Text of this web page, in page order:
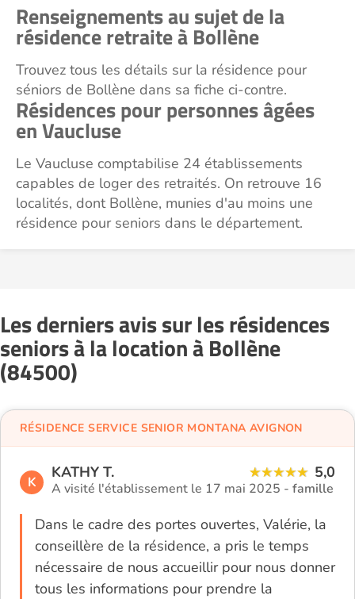
Renseignements au sujet de la
résidence retraite à Bollène
Trouvez tous les détails sur la résidence pour
séniors de Bollène dans sa fiche ci-contre.
Résidences pour personnes âgées
en Vaucluse
Le Vaucluse comptabilise 24 établissements
capables de loger des retraités. On retrouve 16
localités, dont Bollène, munies d'au moins une
résidence pour seniors dans le département.
Les derniers avis sur les résidences
seniors à la location à Bollène
(84500)
K
KATHY T. 5,0
A visité l'établissement le 17 mai 2025 - famille
Dans le cadre des portes ouvertes, Valérie, la
conseillère de la résidence, a pris le temps
nécessaire de nous accueillir pour nous donner
tous les informations pour prendre la
RÉSIDENCE SERVICE SENIOR MONTANA AVIGNON